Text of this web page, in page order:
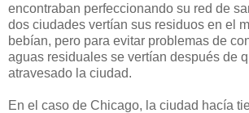
encontraban perfeccionando su red de
dos ciudades vertían sus residuos en el
bebían, pero para evitar problemas de
aguas residuales se vertían después de
atravesado la ciudad.
En el caso de Chicago, la ciudad hacía